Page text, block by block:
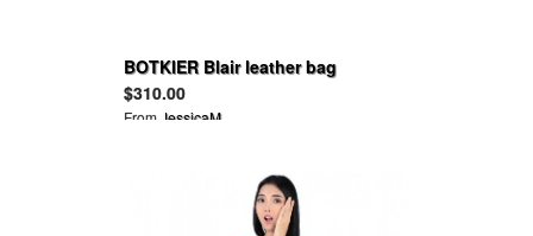
BOTKIER Blair leather bag
$310.00
From JessicaM